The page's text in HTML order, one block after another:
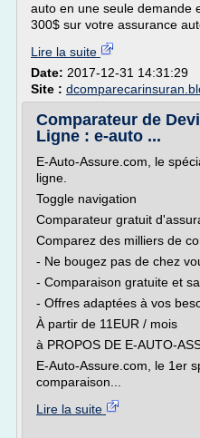
auto en une seule demande
300$ sur votre assurance
Lire la suite
Date: 2017-12-31 14:31:29
Site :
Comparateur de
Ligne : e-auto ...
E-Auto-Assure.com, le
ligne.
Toggle navigation
Comparateur gratuit
Comparez des milliers de
- Ne bougez pas de chez
- Comparaison gratuite et
- Offres adaptées à vos
À partir de 11EUR / mois
à PROPOS DE E-AUTO-
E-Auto-Assure.com, le 1er
comparaison...
Lire la suite